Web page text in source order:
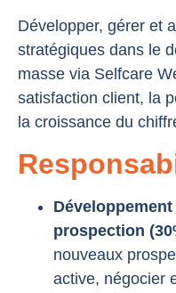
Développer, gérer et
stratégiques dans le
masse via Selfcare
satisfaction client, la
la croissance du
prospection
nouveaux
active, négocier